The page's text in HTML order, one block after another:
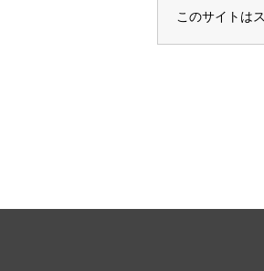
このサイトは